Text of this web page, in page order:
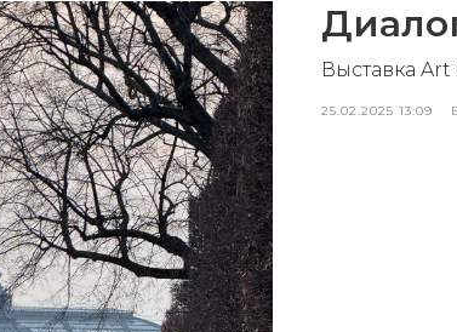
Выставка
25.02.2025 13:09